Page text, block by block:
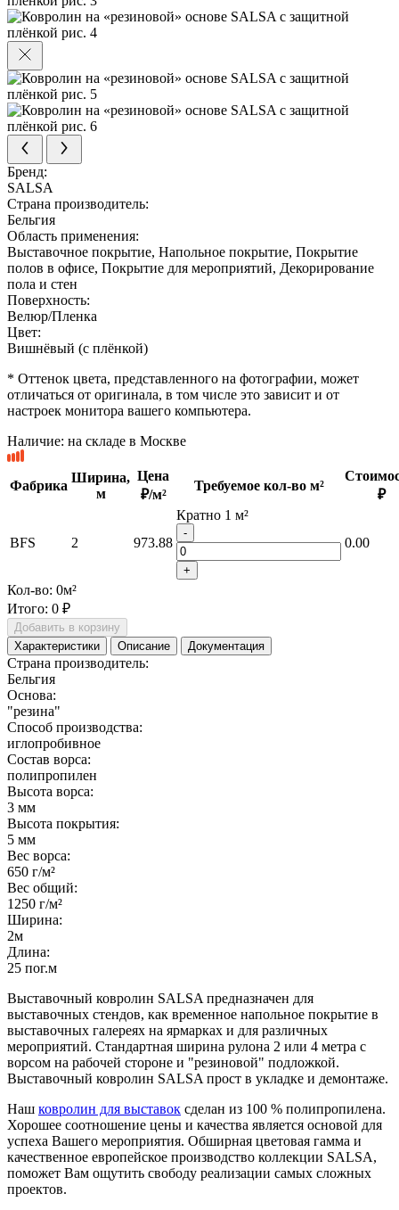
Бренд:
SALSA
Страна производитель:
Бельгия
Область применения:
Выставочное покрытие, Напольное покрытие, Покрытие
полов в офисе, Покрытие для мероприятий, Декорирование
пола и стен
Поверхность:
Велюр/Пленка
Цвет:
Вишнёвый (с плёнкой)
* Оттенок цвета, представленного на фотографии, может
отличаться от оригинала, в том числе это зависит и от
настроек монитора вашего компьютера.
Наличие: на складе в Москве
Фабрика
Ширина,
м
Цена
₽/м²
Требуемое кол-во м²
₽
BFS 2 973.88
Кратно 1 м²
-
+
0.00
Кол-во: 0м²
Итого: 0 ₽
Добавить в корзину
Характеристики
Описание Документация
Страна производитель:
Бельгия
Основа:
"резина"
Способ производства:
иглопробивное
Состав ворса:
полипропилен
Высота ворса:
3 мм
Высота покрытия:
5 мм
Вес ворса:
650 г/м²
Вес общий:
1250 г/м²
Ширина:
2м
Длина:
25 пог.м
Выставочный ковролин SALSA предназначен для
выставочных стендов, как временное напольное покрытие в
выставочных галереях на ярмарках и для различных
мероприятий. Стандартная ширина рулона 2 или 4 метра с
ворсом на рабочей стороне и "резиновой" подложкой.
Выставочный ковролин SALSA прост в укладке и демонтаже.
Наш ковролин для выставок сделан из 100 % полипропилена.
Хорошее соотношение цены и качества является основой для
успеха Вашего мероприятия. Обширная цветовая гамма и
качественное европейское производство коллекции SALSA,
поможет Вам ощутить свободу реализации самых сложных
проектов.